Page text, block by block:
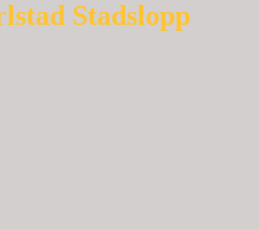
Stadslopp